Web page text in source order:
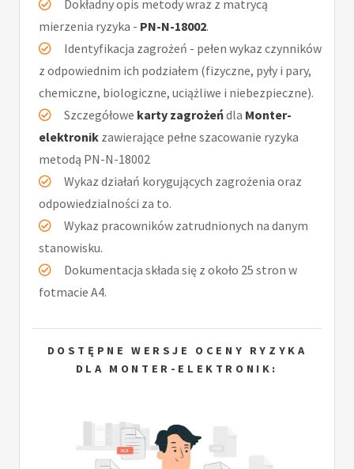
Dokładny opis metody wraz z matrycą
mierzenia ryzyka - PN-N-18002.
Identyfikacja zagrożeń - pełen wykaz czynników
z odpowiednim ich podziałem (fizyczne, pyły i pary,
chemiczne, biologiczne, uciążliwe i niebezpieczne).
Szczegółowe karty zagrożeńdla Monter-
elektronik zawierające pełne szacowanie ryzyka
metodą PN-N-18002
Wykaz działań korygujących zagrożenia oraz
odpowiedzialności za to.
Wykaz pracowników zatrudnionych na danym
stanowisku.
Dokumentacja składa się z około 25 stron w
fotmacie A4.
DOSTĘPNE WERSJE OCENY RYZYKA
DLA MONTER-ELEKTRONIK: